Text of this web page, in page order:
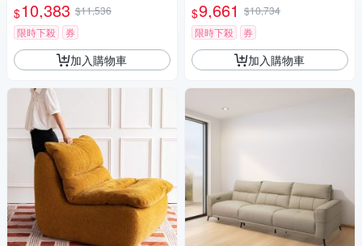
3cm免組
$10,383 $11,536
限時下殺
券
加入購物車
組
$9,661 $10,734
限時下殺
券
加入購物車